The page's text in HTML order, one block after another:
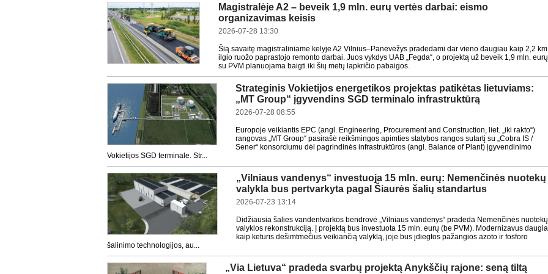
Magistralėje A2 – beveik 1,9 mln. eurų vertės darbai: eismo
organizavimas keisis
2026-07-28 13:30
Šią savaitę magistraliniame kelyje A2 Vilnius–Panevėžys pradedami dar vieno daugiau kaip 2,2 km
ilgio ruožo paprastojo remonto darbai. Juos vykdys UAB „Fegda“, o projektą už beveik 1,9 mln. eurų
su PVM planuojama baigti iki šių metų lapkričio pabaigos.
Strateginis Vokietijos energetikos projektas patikėtas lietuviams:
„MT Group“ įgyvendins SGD terminalo infrastruktūrą
2026-07-28 08:55
Europoje veikiantis EPC (angl. Engineering, Procurement and Construction, liet. „iki rakto“)
rangovas „MT Group“ pasirašė reikšmingos apimties statybos rangos sutartį su „Cobra IS /
Sener“ konsorciumu dėl pagrindinės infrastruktūros (angl. Balance of Plant) įgyvendinimo
Vokietijos SGD terminale. Str...
„Vilniaus vandenys“ investuoja 15 mln. eurų: Nemenčinės nuotekų
valykla bus pertvarkyta pagal Šiaurės šalių standartus
2026-07-23 13:14
Didžiausia šalies vandentvarkos bendrovė „Vilniaus vandenys“ pradeda Nemenčinės nuotekų
valyklos rekonstrukciją. Į projektą bus investuota 15 mln. eurų (be PVM). Modernizavus
kaip keturis dešimtmečius veikiančią valyklą, joje bus įdiegtos pažangios azoto ir fosforo
šalinimo technologijos, au...
„Via Lietuva“ pradeda svarbų projektą Anykščių rajone: seną tiltą